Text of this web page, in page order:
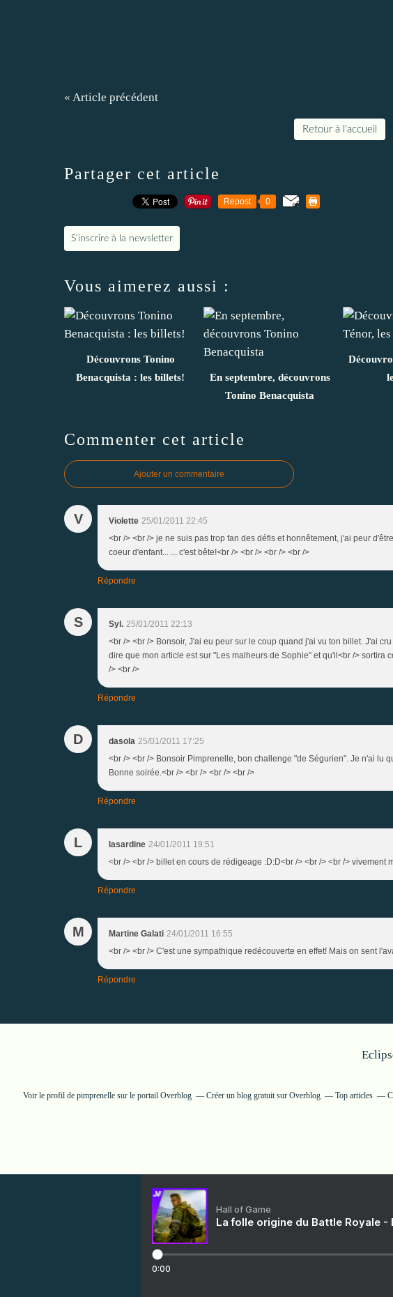
« Article précédent
Retour à l'accueil
Partager cet article
Repost 0
S'inscrire à la newsletter
Vous aimerez aussi :
Découvrons Tonino
Benacquista : les billets!
En septembre, découvrons
Tonino Benacquista
Commenter cet article
Ajouter un commentaire
V Violette 25/01/2011 22:45
<br /> <br /> je ne suis pas trop fan des défis et honnêtement, j'ai peur
coeur d'enfant... ... c'est bête!<br /> <br /> <br /> <br />
Répondre
S Syl. 25/01/2011 22:13
<br /> <br /> Bonsoir, J'ai eu peur sur le coup quand j'ai vu ton billet. J'ai
dire que mon article est sur "Les malheurs de Sophie" et qu'il<br /> sortira
/> <br />
Répondre
D dasola 25/01/2011 17:25
<br /> <br /> Bonsoir Pimprenelle, bon challenge "de Ségurien". Je n'ai lu
Bonne soirée.<br /> <br /> <br /> <br />
Répondre
L lasardine 24/01/2011 19:51
<br /> <br /> billet en cours de rédigeage :D:D<br /> <br /> <br /> vivement
Répondre
M Martine Galati 24/01/2011 16:55
<br /> <br /> C'est une sympathique redécouverte en effet! Mais on sent
Répondre
Voir le profil de pimprenelle sur le portail Overblog Créer un blog gratuit sur Overblog Top articles
Hall of Game
La folle origine du Battle Royale -
0:00